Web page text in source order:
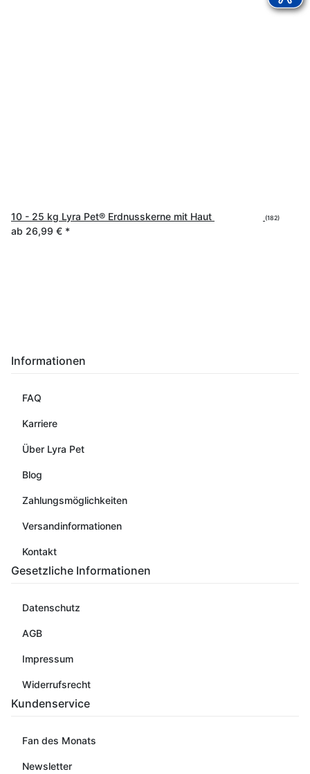
10 - 25 kg Lyra Pet® Erdnusskerne mit Haut (182)
ab 26,99 € *
Informationen
FAQ
Karriere
Über Lyra Pet
Blog
Zahlungsmöglichkeiten
Versandinformationen
Kontakt
Gesetzliche Informationen
Datenschutz
AGB
Impressum
Widerrufsrecht
Kundenservice
Fan des Monats
Newsletter